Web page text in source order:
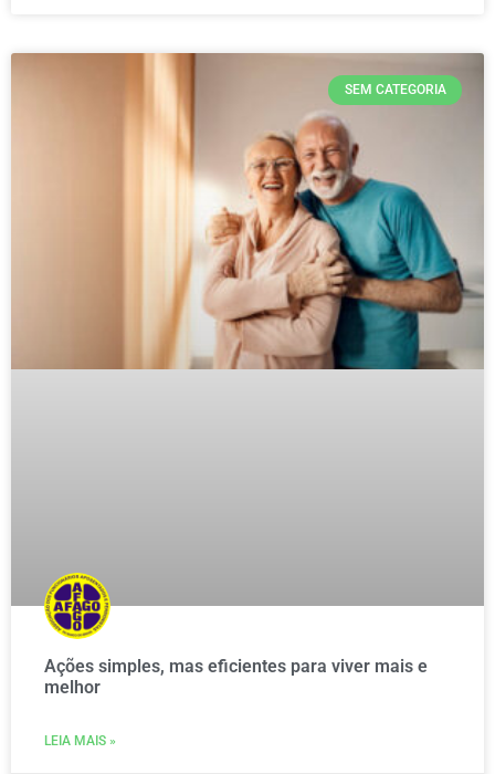
SEM CATEGORIA
Ações simples, mas eficientes para viver mais e
melhor
LEIA MAIS »